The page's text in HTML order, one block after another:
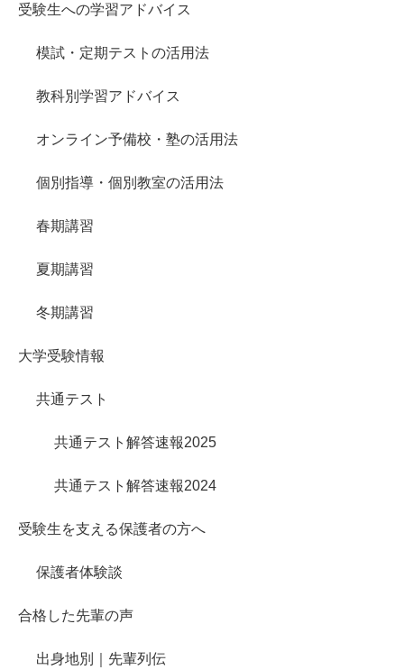
受験生への学習アドバイス
模試・定期テストの活用法
教科別学習アドバイス
オンライン予備校・塾の活用法
個別指導・個別教室の活用法
春期講習
夏期講習
冬期講習
大学受験情報
共通テスト
共通テスト解答速報2025
共通テスト解答速報2024
受験生を支える保護者の方へ
保護者体験談
合格した先輩の声
出身地別｜先輩列伝